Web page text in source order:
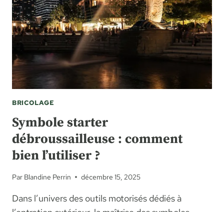
BRICOLAGE
Symbole starter
débroussailleuse : comment
bien l’utiliser ?
Par Blandine Perrin décembre 15, 2025
Dans l’univers des outils motorisés dédiés à